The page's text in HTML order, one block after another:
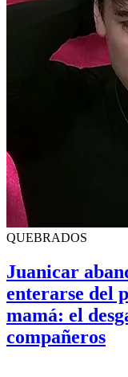
QUEBRADOS
Juanicar
enterarse del
mamá: el
compañeros